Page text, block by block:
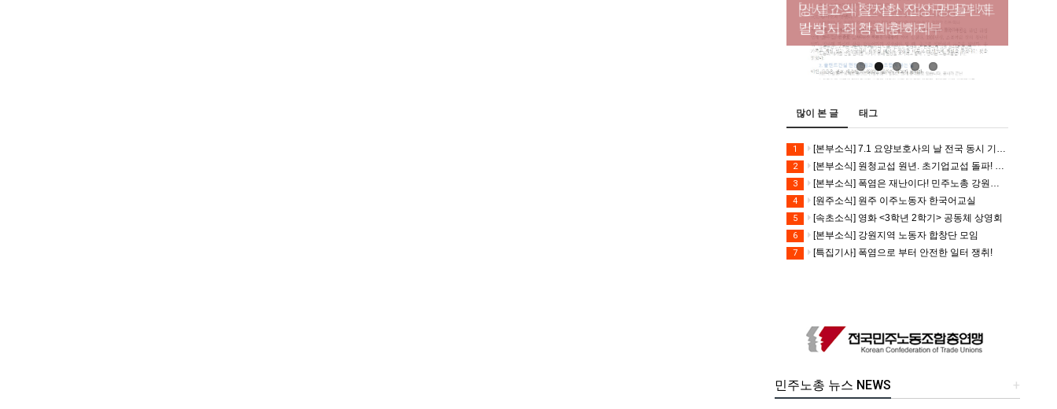
망사고의 철저한 진상규명과 재
발방지 대책 마련하라
[산별소식] 건설산업연맹 플랜트
건설노조 강원충북지부
[강릉,속초,원주,춘천] 폭염감시
단 사업 이모저모
국학교비정규직노동조합 강원
지부 김유미 춘천지회장
[본부소식] 강원지역 노동자 합
창단 모임
많이 본 글 태그
1 [본부소식] 7.1 요양보호사의 날 전국 동시 기자회견
2 [본부소식] 원청교섭 원년. 초기업교섭 돌파! 모든 노동자의 노동기본권 쟁취! 민주노총 7.15 총파업대회
3 [본부소식] 폭염은 재난이다! 민주노총 강원지역본부 폭염감시단 선포 기자회견
4 [원주소식] 원주 이주노동자 한국어교실
5 [속초소식] 영화 <3학년 2학기> 공동체 상영회
6 [본부소식] 강원지역 노동자 합창단 모임
7 [특집기사] 폭염으로 부터 안전한 일터 쟁취!
+
민주노총 뉴스 NEWS